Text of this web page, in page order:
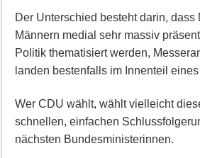
Der Unterschied besteht darin, dass
Männern medial sehr massiv
Politik thematisiert werden,
landen bestenfalls im Innenteil
Wer CDU wählt, wählt vielleicht
schnellen, einfachen
nächsten Bundesministerinnen.